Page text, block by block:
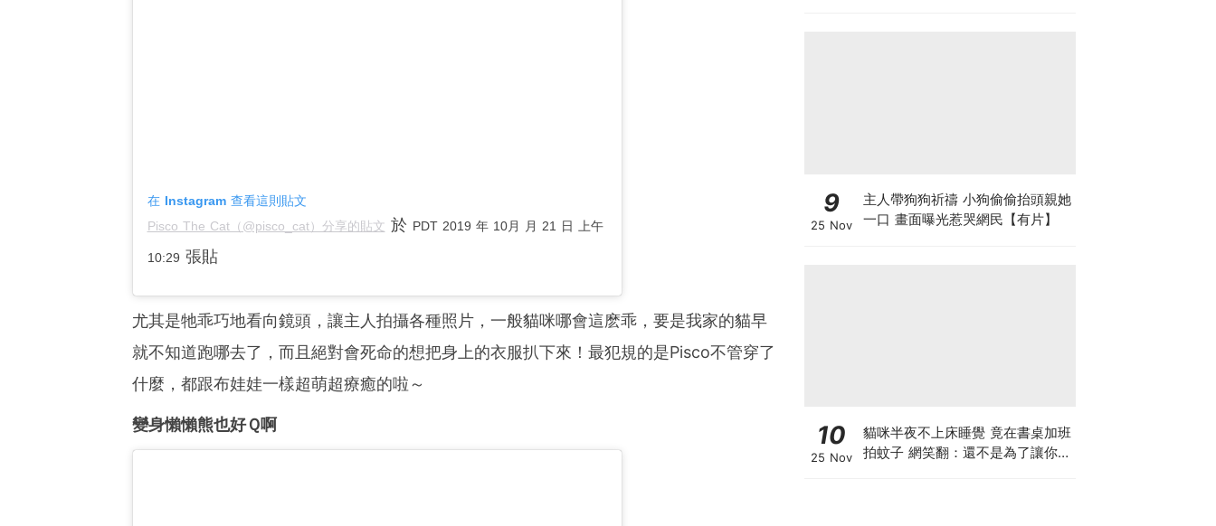
在 Instagram 查看這則貼文
Pisco The Cat（@pisco_cat）分享的貼文 於 PDT 2019 年 10月 月 21 日 上午
10:29 張貼
尤其是牠乖巧地看向鏡頭，讓主人拍攝各種照片，一般貓咪哪會這麽乖，要是我家的貓早
就不知道跑哪去了，而且絕對會死命的想把身上的衣服扒下來！最犯規的是Pisco不管穿了
什麼，都跟布娃娃一樣超萌超療癒的啦～
變身懶懶熊也好Ｑ啊
9
25 Nov
主人帶狗狗祈禱 小狗偷偷抬頭親她
一口 畫面曝光惹哭網民【有片】
10
25 Nov
貓咪半夜不上床睡覺 竟在書桌加班
拍蚊子 網笑翻：還不是為了讓你睡